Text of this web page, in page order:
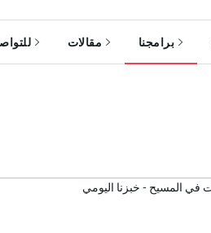
برامجنا مقالات